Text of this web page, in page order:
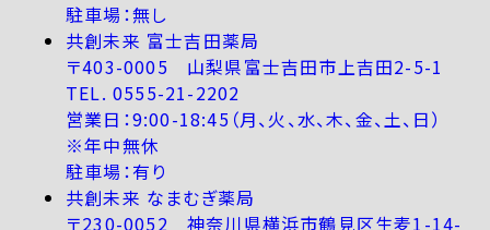
駐車場：無し
共創未来 富士吉田薬局
〒403-0005 山梨県富士吉田市上吉田2-5-1
TEL. 0555-21-2202
営業日：9:00-18:45（月、火、水、木、金、土、日）
※年中無休
駐車場：有り
共創未来 なまむぎ薬局
〒230-0052 神奈川県横浜市鶴見区生麦1-14-